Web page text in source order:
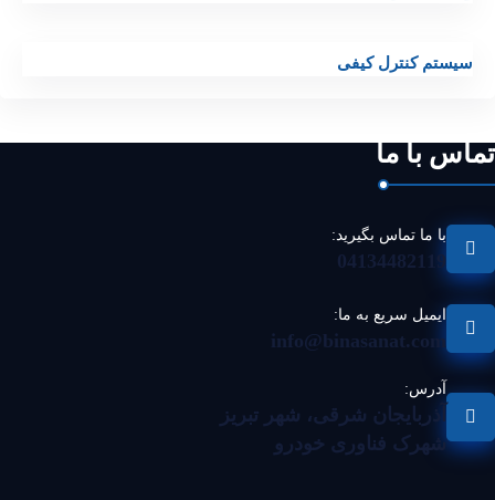
سیستم کنترل کیفی
تماس با ما
با ما تماس بگیرید:
04134482119
ایمیل سریع به ما:
info@binasanat.com
آدرس:
آذربایجان شرقی، شهر تبریز
شهرک فناوری خودرو